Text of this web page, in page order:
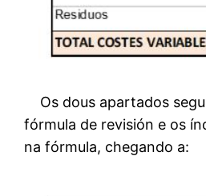
Os dous apartados
fórmula de revisión e os
na fórmula, chegando a: